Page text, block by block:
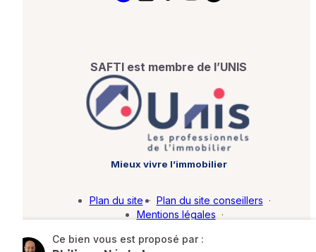
Ce bien vous est proposé par :
SAFTI est membre de l’UNIS
Mieux vivre l’immobilier
Plan du site · Plan du site conseillers ·
Mentions légales ·
Barème d'honoraires · Paramétrer mes cookies